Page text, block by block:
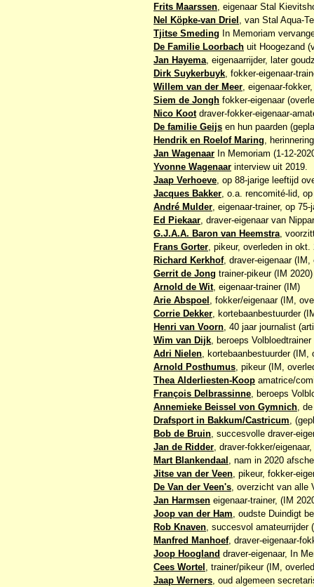
Frits Maarssen, eigenaar Stal
Nel Köpke-van Driel , van Stal Aqua-
Tjitse Smeding In Memoriam
De Familie Loorbach uit Hoogezand
Jan Hayema, eigenaarrijder, later
Dirk Suykerbuyk, fokker-eigenaar-
Willem van der Meer, eigenaar-
Siem de Jongh fokker-eigenaar
Nico Kootdraver-fokker-eigenaar-
De familie Geijs en hun paarden
Hendrik en Roelof Maring,
Jan Wagenaar In Memoriam (1-12-
Yvonne Wagenaar interview uit 2019.
Jaap Verhoeve, op 88-jarige leeftijd
Jacques Bakker, o.a. rencomité-lid,
André Mulder, eigenaar-trainer, op
Ed Piekaar, draver-eigenaar van
G.J.A.A. Baron van Heemstra,
Frans Gorter, pikeur, overleden in okt.
Richard Kerkhof, draver-eigenaar (IM,
Gerrit de Jong trainer-pikeur (IM 2020)
Arnold de Wit, eigenaar-trainer (IM)
Arie Abspoel , fokker/eigenaar (IM,
Corrie Dekker, kortebaanbestuurder
Henri van Voorn, 40 jaar journalist
Wim van Dijk, beroeps
Adri Nielen, kortebaanbestuurder (IM,
Arnold Posthumus, pikeur (IM,
Thea Alderliesten-Koop amatrice/
François Delbrassinne, beroeps
Annemieke Beissel von Gymnich,
Drafsport in Bakkum/Castricum,
Bob de Bruin, succesvolle draver-
Jan de Ridder, draver-fokker/
Mart Blankendaal , nam in 2020
Jitse van der Veen, pikeur, fokker-
De Van der Veen's, overzicht van alle
Jan Harmsen eigenaar-trainer, (IM
Joop van der Ham, oudste Duindigt
Rob Knaven, succesvol amateurrijder
Manfred Manhoef, draver-eigenaar-
Joop Hoogland draver-eigenaar, In
Cees Wortel , trainer/pikeur (IM,
Jaap Werners, oud algemeen